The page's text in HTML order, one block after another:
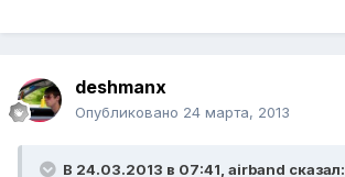
deshmanx
Опубликовано 24 марта, 2013
В 24.03.2013 в 07:41, airband сказал: